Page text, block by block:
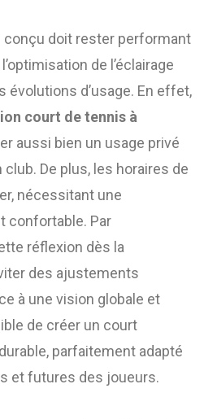
conçu doit rester performant
de l’éclairage
évolutions d’usage. En effet,
court de tennis à
aussi bien un usage privé
De plus, les horaires de
nécessitant une
confortable. Par
réflexion dès la
des ajustements
à une vision globale et
de créer un court
parfaitement adapté
et futures des joueurs.